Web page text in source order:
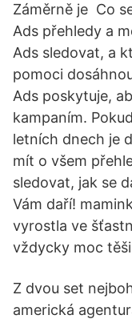
Záměrně je Co
Ads přehledy a
Ads sledovat, a
pomoci
Ads poskytuje,
kampaním.
letních dnech je
mít o všem
sledovat, jak se
Vám daří!
vyrostla ve
vždycky moc
Z dvou set
americká